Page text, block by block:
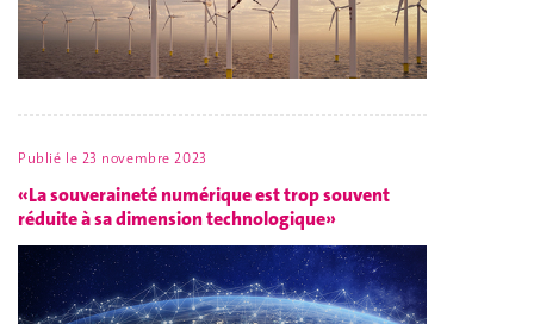
Publié le 23 novembre 2023
«La souveraineté numérique est trop souvent
réduite à sa dimension technologique»